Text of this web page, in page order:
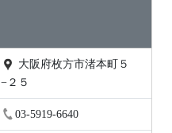
−２５
03-5919-6640